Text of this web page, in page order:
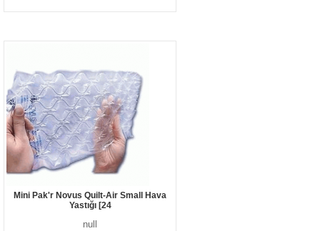
Mini Pak'r Novus Quilt-Air Small Hava
Yastığı [24
null